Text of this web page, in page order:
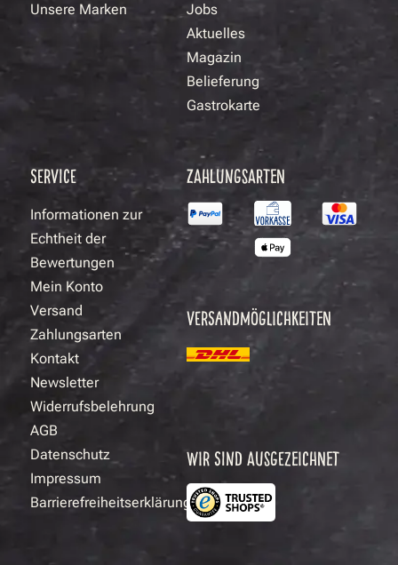
Unsere Marken
Jobs
Aktuelles
Magazin
Belieferung
Gastrokarte
SERVICE
Informationen zur
Echtheit der
Bewertungen
Mein Konto
Versand
Zahlungsarten
Kontakt
Newsletter
Widerrufsbelehrung
AGB
Datenschutz
Impressum
Barrierefreiheitserklärung
ZAHLUNGSARTEN
VERSANDMÖGLICHKEITEN
WIR SIND AUSGEZEICHNET